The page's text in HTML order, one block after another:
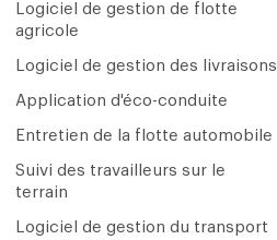
Logiciel de gestion de flotte
agricole
Logiciel de gestion des livraisons
Application d'éco-conduite
Entretien de la flotte automobile
Suivi des travailleurs sur le
terrain
Logiciel de gestion du transport